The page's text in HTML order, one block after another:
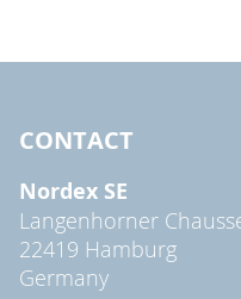
CONTACT
Nordex SE
Langenhorner
22419 Hamburg
Germany